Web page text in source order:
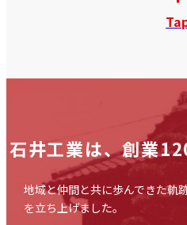
石井工業は、創業
地域と仲間と共に歩んできた軌
を立ち上げました。